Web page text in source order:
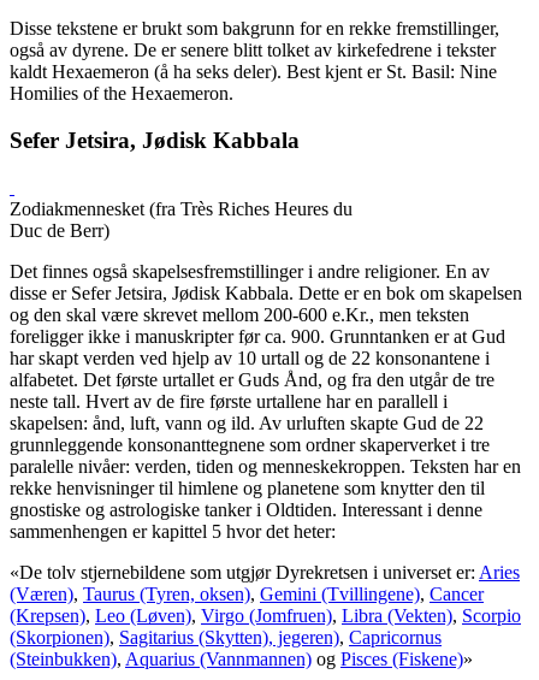
Disse tekstene er brukt som bakgrunn for en rekke fremstillinger,
også av dyrene. De er senere blitt tolket av kirkefedrene i tekster
kaldt Hexaemeron (å ha seks deler). Best kjent er St. Basil: Nine
Homilies of the Hexaemeron.
Sefer Jetsira, Jødisk Kabbala
Zodiakmennesket (fra Très Riches Heures du
Duc de Berr)
Det finnes også skapelsesfremstillinger i andre religioner. En av
disse er Sefer Jetsira, Jødisk Kabbala. Dette er en bok om skapelsen
og den skal være skrevet mellom 200-600 e.Kr., men teksten
foreligger ikke i manuskripter før ca. 900. Grunntanken er at Gud
har skapt verden ved hjelp av 10 urtall og de 22 konsonantene i
alfabetet. Det første urtallet er Guds Ånd, og fra den utgår de tre
neste tall. Hvert av de fire første urtallene har en parallell i
skapelsen: ånd, luft, vann og ild. Av urluften skapte Gud de 22
grunnleggende konsonanttegnene som ordner skaperverket i tre
paralelle nivåer: verden, tiden og menneskekroppen. Teksten har en
rekke henvisninger til himlene og planetene som knytter den til
gnostiske og astrologiske tanker i Oldtiden. Interessant i denne
sammenhengen er kapittel 5 hvor det heter:
«De tolv stjernebildene som utgjør Dyrekretsen i universet er: Aries
(Væren), Taurus (Tyren, oksen), Gemini (Tvillingene), Cancer
(Krepsen), Leo (Løven), Virgo (Jomfruen), Libra (Vekten), Scorpio
(Skorpionen), Sagitarius (Skytten), jegeren), Capricornus
(Steinbukken), Aquarius (Vannmannen) og Pisces (Fiskene)»